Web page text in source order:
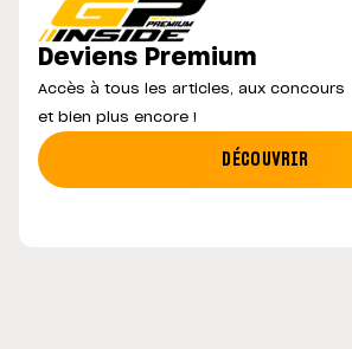
Deviens Premium
Accès à tous les articles, aux concours
et bien plus encore !
DÉCOUVRIR